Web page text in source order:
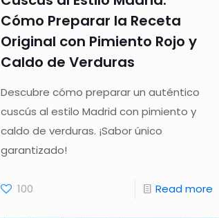
Cómo Preparar la Receta
Original con Pimiento Rojo y
Caldo de Verduras
Descubre cómo preparar un auténtico
cuscús al estilo Madrid con pimiento y
caldo de verduras. ¡Sabor único
garantizado!
100 Read more